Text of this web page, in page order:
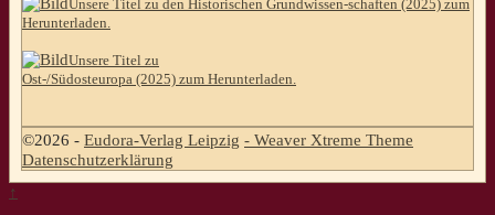
Unsere Titel zu den Historischen Grundwissen-schaften (2025) zum
Herunterladen.
Unsere Titel zu
Ost-/Südosteuropa (2025) zum Herunterladen.
©2026 - Eudora-Verlag Leipzig - Weaver Xtreme Theme
Datenschutzerklärung
↑